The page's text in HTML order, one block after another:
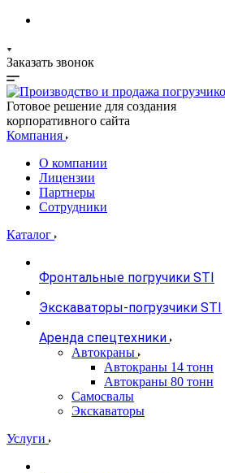
Заказать звонок
Готовое решение для создания
корпоративного сайта
Компания
О компании
Лицензии
Партнеры
Сотрудники
Каталог
Фронтальные погручики STI
Экскаваторы-погрузчики STI
Аренда спецтехники
Автокраны
Автокраны 14 тонн
Автокраны 80 тонн
Самосвалы
Экскаваторы
Услуги